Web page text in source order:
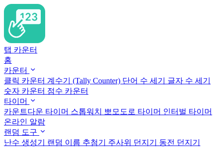
탭 카운터
홈
카운터
클릭 카운터 계수기 (Tally Counter) 단어 수 세기 글자 수 세기
숫자 카운터 점수 카운터
타이머
카운트다운 타이머 스톱워치 뽀모도로 타이머 인터벌 타이머
온라인 알람
랜덤 도구
난수 생성기 랜덤 이름 추첨기 주사위 던지기 동전 던지기